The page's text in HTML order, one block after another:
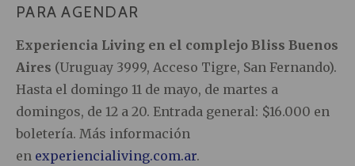
PARA AGENDAR
Experiencia Living en el complejo Bliss Buenos
Aires (Uruguay 3999, Acceso Tigre, San Fernando).
Hasta el domingo 11 de mayo, de martes a
domingos, de 12 a 20. Entrada general: $16.000 en
boletería. Más información
en experiencialiving.com.ar.